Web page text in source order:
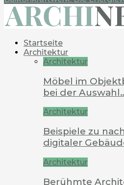
Startseite
Architektur
Architektur
Möbel im
bei der
Architektur
Beispiele zu
digitaler
Architektur
Berühmte